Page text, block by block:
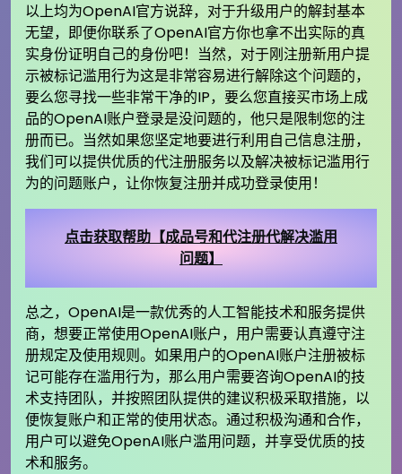
以上均为OpenAI官方说辞，对于升级用户的解封基本
无望，即便你联系了OpenAI官方你也拿不出实际的真
实身份证明自己的身份吧！当然，对于刚注册新用户提
示被标记滥用行为这是非常容易进行解除这个问题的，
要么您寻找一些非常干净的IP，要么您直接买市场上成
品的OpenAI账户登录是没问题的，他只是限制您的注
册而已。当然如果您坚定地要进行利用自己信息注册，
我们可以提供优质的代注册服务以及解决被标记滥用行
为的问题账户，让你恢复注册并成功登录使用！
点击获取帮助【成品号和代注册代解决滥用
问题】
总之，OpenAI是一款优秀的人工智能技术和服务提供
商，想要正常使用OpenAI账户，用户需要认真遵守注
册规定及使用规则。如果用户的OpenAI账户注册被标
记可能存在滥用行为，那么用户需要咨询OpenAI的技
术支持团队，并按照团队提供的建议积极采取措施，以
便恢复账户和正常的使用状态。通过积极沟通和合作，
用户可以避免OpenAI账户滥用问题，并享受优质的技
术和服务。